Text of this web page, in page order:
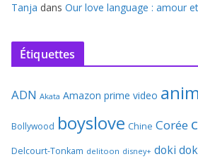
Tanja dans Our love language : amour
Étiquettes
ADN Akata Amazon prime video
Bollywood boyslove Chine Corée
Delcourt-Tonkam delitoon disney+ doki